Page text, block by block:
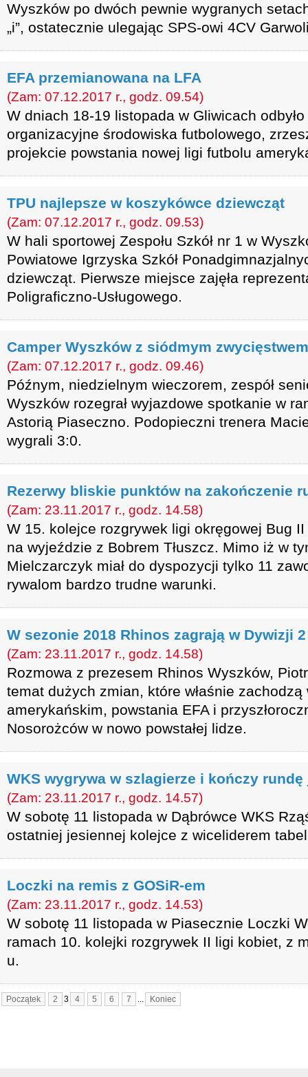
Wyszków po dwóch pewnie wygranych
„i”, ostatecznie ulegając SPS-owi 4CV
EFA przemianowana na LFA
(Zam: 07.12.2017 r., godz. 09.54)
W dniach 18-19 listopada w Gliwicach
organizacyjne środowiska futbolowego,
projekcie powstania nowej ligi futbolu
TPU najlepsze w koszykówce dziewcząt
(Zam: 07.12.2017 r., godz. 09.53)
W hali sportowej Zespołu Szkół nr 1 w
Powiatowe Igrzyska Szkół
dziewcząt. Pierwsze miejsce zajęła
Poligraficzno-Usługowego.
Camper Wyszków z siódmym
(Zam: 07.12.2017 r., godz. 09.46)
Późnym, niedzielnym wieczorem, zespół
Wyszków rozegrał wyjazdowe spotkanie w
Astorią Piaseczno. Podopieczni trenera
wygrali 3:0.
Rezerwy bliskie punktów na zakończenie
(Zam: 23.11.2017 r., godz. 14.58)
W 15. kolejce rozgrywek ligi okręgowej Bug
na wyjeździe z Bobrem Tłuszcz. Mimo iż w
Mielczarczyk miał do dyspozycji tylko 11
rywalom bardzo trudne warunki.
W sezonie 2018 Rhinos zagrają w Dywizji 2
(Zam: 23.11.2017 r., godz. 14.58)
Rozmowa z prezesem Rhinos Wyszków,
temat dużych zmian, które właśnie
amerykańskim, powstania EFA i
Nosorożców w nowo powstałej lidze.
WKS wygrywa w szlagierze i kończy
(Zam: 23.11.2017 r., godz. 14.57)
W sobotę 11 listopada w Dąbrówce WKS
ostatniej jesiennej kolejce z wiceliderem
Loczki na remis z GOSiR-em
(Zam: 23.11.2017 r., godz. 14.53)
W sobotę 11 listopada w Piasecznie Loczki
ramach 10. kolejki rozgrywek II ligi kobiet, z
u.
Początek 2 3 4 5 6 7 ... Koniec